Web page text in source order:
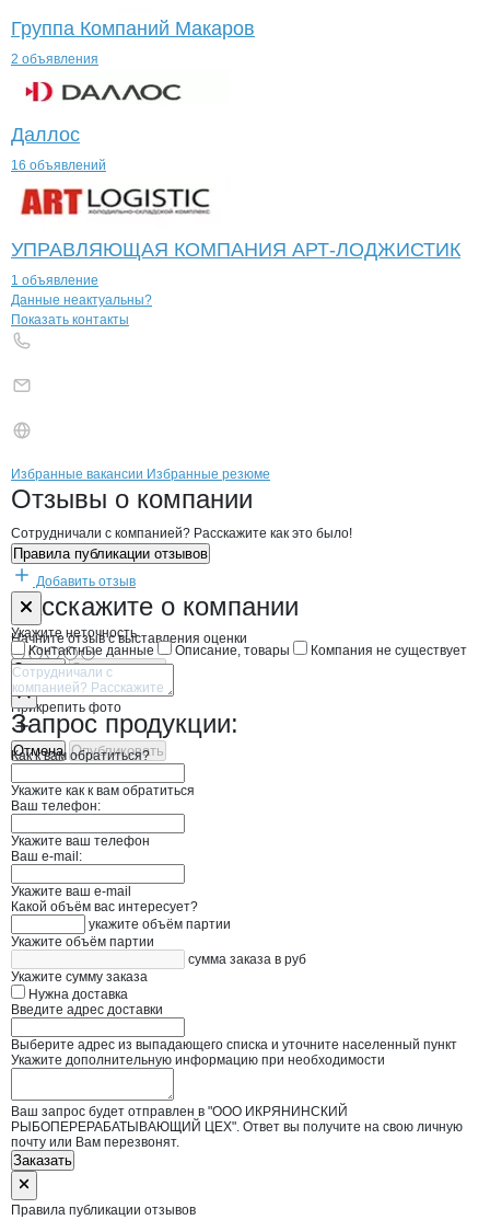
Группа Компаний Макаров
2 объявления
Даллос
16 объявлений
УПРАВЛЯЮЩАЯ КОМПАНИЯ АРТ-ЛОДЖИСТИК
1 объявление
Контактыкомпании
+7(800)000-00-..
Данные неактуальны?
Показать контакты
Брендыкомпани ИКРЯНИНСКИЙ
Вакансии вИКРЯНИНСКИЙ
Избранные вакансии Избранные резюме
Новости oИКРЯНИНСКИЙ
Отзывы о компании
Сотрудничали с компанией? Расскажите как это было!
Правила публикации отзывов
Добавить отзыв
Расскажите о компании
Начните отзыв с выставления оценки
Прикрепить фото
Отмена Опубликовать
Форма обратной связи о неточностях
Укажите неточность
Контактные данные
Описание, товары Компания не существует
Отмена Опубликовать
Запрос продукции:
Как к вам обратиться?
Укажите как к вам обратиться
Ваш телефон:
Укажите ваш телефон
Ваш e-mail:
Укажите ваш e-mail
Какой объём вас интересует?
укажите объём партии
Укажите объём партии
сумма заказа в руб
Укажите сумму заказа
Нужна доставка
Введите адрес доставки
Выберите адрес из выпадающего списка и уточните населенный пункт
Укажите дополнительную информацию при необходимости
Ваш запрос будет отправлен в "ООО ИКРЯНИНСКИЙ
РЫБОПЕРЕРАБАТЫВАЮЩИЙ ЦЕХ". Ответ вы получите на свою личную
почту или Вам перезвонят.
Заказать
Правила публикации отзывов